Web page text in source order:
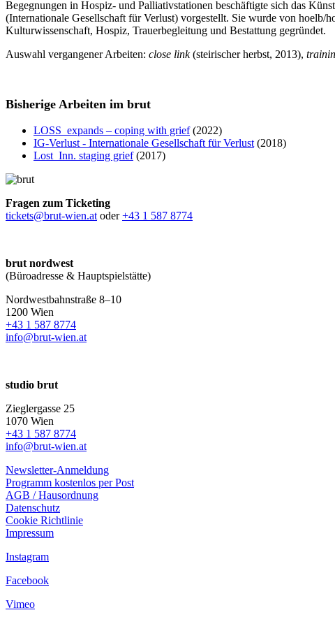
Begegnungen in Hospiz- und Palliativstationen beschäftigte sich das
(Internationale Gesellschaft für Verlust) vorgestellt. Sie wurde von hoelb/
Kulturwissenschaft, Hospiz, Trauerbegleitung und Bestattung gegründet.
Auswahl vergangener Arbeiten: close link(steirischer herbst, 2013),
Bisherige Arbeiten im brut
LOSS_expands – coping with grief(2022)
IG-Verlust - Internationale Gesellschaft für Verlust (2018)
Lost_Inn. staging grief(2017)
Fragen zum Ticketing
tickets@brut-wien.at oder+43 1 587 8774
brut nordwest
(Büroadresse & Hauptspielstätte)
Nordwestbahnstraße 8–10
1200 Wien
+43 1 587 8774
info@brut-wien.at
studio brut
Zieglergasse 25
1070 Wien
+43 1 587 8774
info@brut-wien.at
Newsletter-Anmeldung
Programm kostenlos per Post
AGB / Hausordnung
Datenschutz
Cookie Richtlinie
Impressum
Instagram
Facebook
Vimeo